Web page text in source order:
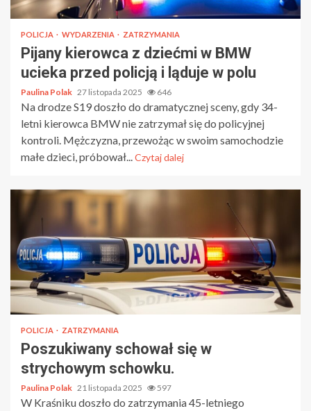
POLICJA WYDARZENIA ZATRZYMANIA
Pijany kierowca z dziećmi w BMW
ucieka przed policją i ląduje w polu
Paulina Polak 27 listopada 2025 646
Na drodze S19 doszło do dramatycznej sceny, gdy 34-
letni kierowca BMW nie zatrzymał się do policyjnej
kontroli. Mężczyzna, przewożąc w swoim samochodzie
małe dzieci, próbował...Czytaj dalej
POLICJA ZATRZYMANIA
Poszukiwany schował się w
strychowym schowku.
Paulina Polak 21 listopada 2025 597
W Kraśniku doszło do zatrzymania 45-letniego